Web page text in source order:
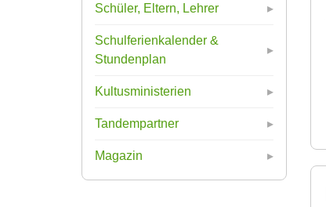
Schüler, Eltern, Lehrer
Schulferienkalender &
Stundenplan
Kultusministerien
Tandempartner
Magazin